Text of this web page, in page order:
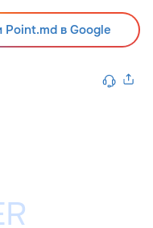
Point.md в Google